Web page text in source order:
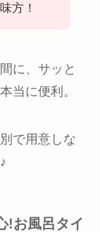
方！
に、サッと
当に便利。
で用意しな
!お風呂タイ